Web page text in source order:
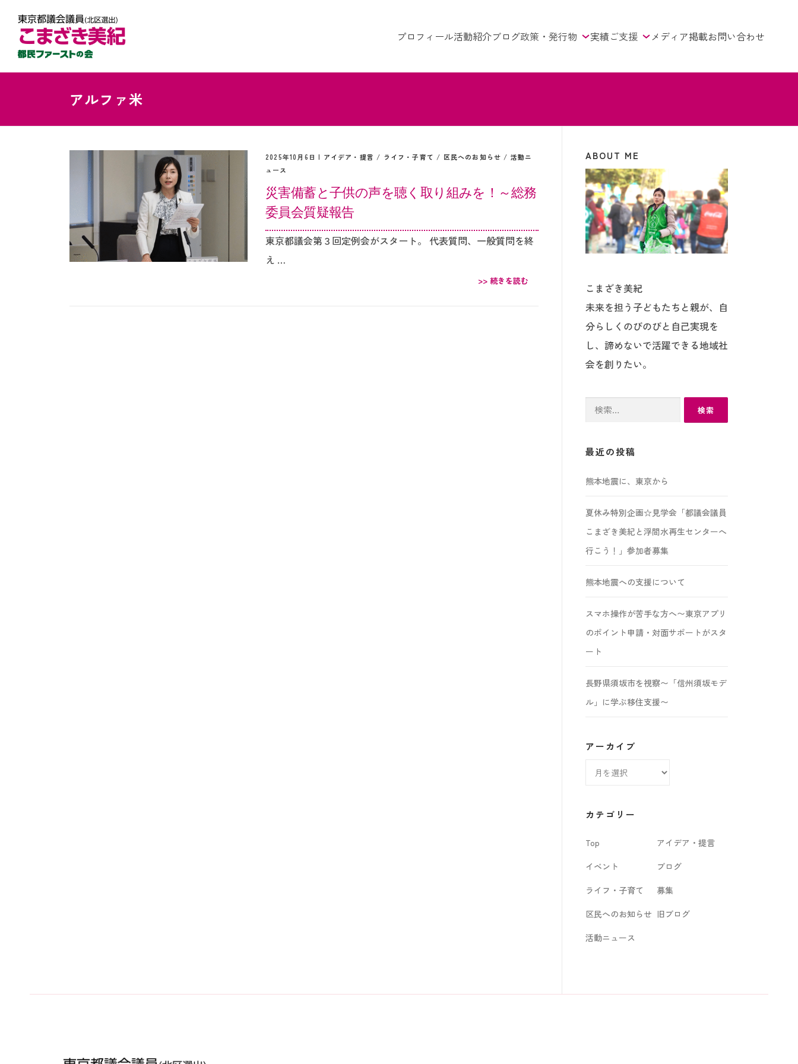
プロフィール活動紹介ブログ政策・発行物 実績ご支援 メディア掲載お問い合わせ
アルファ米
2025年10月6日 | アイデア・提言 / ライフ・子育て / 区民へのお知らせ / 活動ニ
ュース
災害備蓄と子供の声を聴く取り組みを！～総務
委員会質疑報告
東京都議会第３回定例会がスタート。 代表質問、一般質問を終
え …
>> 続きを読む
ABOUT ME
こまざき美紀
未来を担う子どもたちと親が、自
分らしくのびのびと自己実現を
し、諦めないで活躍できる地域社
会を創りたい。
最近の投稿
熊本地震に、東京から
夏休み特別企画☆見学会「都議会議員
こまざき美紀と浮間水再生センターへ
行こう！」参加者募集
熊本地震への支援について
スマホ操作が苦手な方へ〜東京アプリ
のポイント申請・対面サポートがスタ
ート
長野県須坂市を視察〜「信州須坂モデ
ル」に学ぶ移住支援〜
アーカイブ
ブ
カテゴリー
Top
アイデア・提言
イベント
ブログ
ライフ・子育て
募集
区民へのお知らせ 旧ブログ
活動ニュース